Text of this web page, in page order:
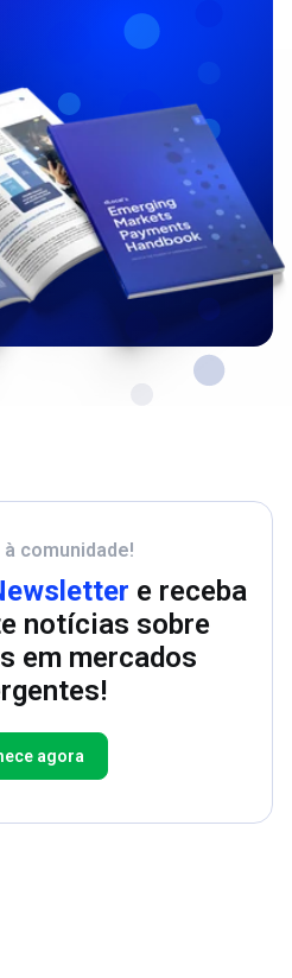
comunidade!
e receba
notícias sobre
em mercados
agora